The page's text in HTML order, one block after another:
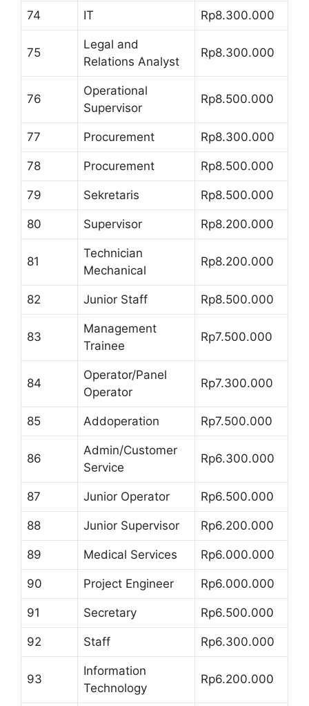
74 IT Rp8.300.000
75
Legal and
Relations Analyst
Rp8.300.000
76
Operational
Supervisor
Rp8.500.000
77 Procurement Rp8.300.000
78 Procurement Rp8.500.000
79 Sekretaris Rp8.500.000
80 Supervisor Rp8.200.000
81
Technician
Mechanical
Rp8.200.000
82 Junior Staff Rp8.500.000
83
Management
Trainee
Rp7.500.000
84
Operator/Panel
Operator
Rp7.300.000
85 Addoperation Rp7.500.000
86
Admin/Customer
Service
Rp6.300.000
87 Junior Operator Rp6.500.000
88 Junior Supervisor Rp6.200.000
89 Medical Services Rp6.000.000
90 Project Engineer Rp6.000.000
91 Secretary Rp6.500.000
92 Staff Rp6.300.000
93
Information
Technology
Rp6.200.000